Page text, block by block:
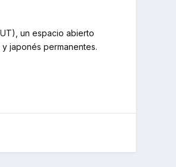
un espacio abierto
japonés permanentes.